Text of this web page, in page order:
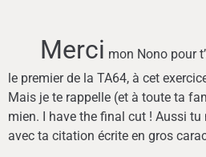
Merci mon Nono pour
le premier de la TA64, à cet
Mais je te rappelle (et à toute ta
mien. I have the final cut ! Aussi tu
avec ta citation écrite en gros